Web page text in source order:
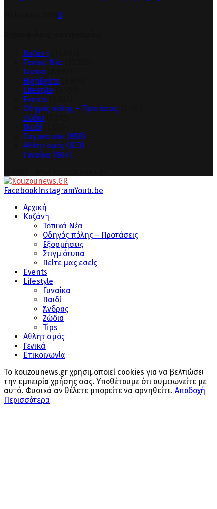
0
Κοζάνη
Τοπικά Νέα
Γενικά
Highlights
Lifestyle
Events
Οδηγός πόλης – Προτάσεις
Ζώδια
Παιδί
Στιγμιότυπα (858)
Αθλητισμός (833)
Γυναίκα (804)
Facebook InstagramYoutube
Αρχική
Κοζάνη
Τοπικά Νέα
Οδηγός πόλης – Προτάσεις
Εξορμήσεις
Στιγμιότυπα
Πείτε μας εσείς
Events
Lifestyle
Γυναίκα
Παιδί
Άνδρας
Ζώδια
Tips
Αθλητισμός
Γενικά
Επικοινωνία
Το kouzounews.gr χρησιμοποιεί cookies για να βελτιώσει
την εμπειρία χρήσης σας. Υποθέτουμε ότι συμφωνείτε με
αυτό. Φυσικά αν θέλετε μπορείτε να αρνηθείτε. Αποδοχή
Περισσότερα